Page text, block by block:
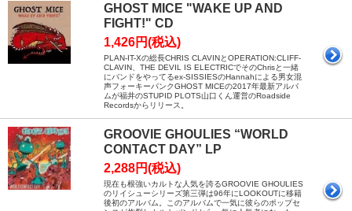
GHOST MICE "WAKE UP AND
FIGHT!" CD
1,426円(税込)
PLAN-IT-Xの総長CHRIS CLAVINとOPERATION:CLIFF-
CLAVIN、THE DEVIL IS ELECTRICでそのChrisと一緒
にバンドをやってるex-SISSIESのHannahによる男女混
声フォーキーパンクGHOST MICEの2017年最新アルバ
ムが福井のSTUPID PLOTS山口くん運営のRoadside
Recordsからリリース。
GROOVIE GHOULIES “WORLD
CONTACT DAY” LP
2,288円(税込)
現在も根強いカルトな人気を誇るGROOVIE GHOULIES
のリイシューシリーズ第三弾は96年にLOOKOUTに移籍
後初のアルバム。このアルバムで一気に彼らのポップセ